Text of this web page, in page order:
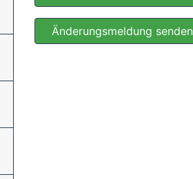
Änderungsmeldung senden